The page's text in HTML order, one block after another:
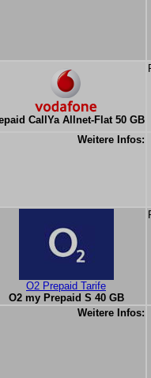
CallYa Allnet-Flat 50 GB
Weitere Infos:
O2 Prepaid Tarife
O2 my Prepaid S 40 GB
Weitere Infos: